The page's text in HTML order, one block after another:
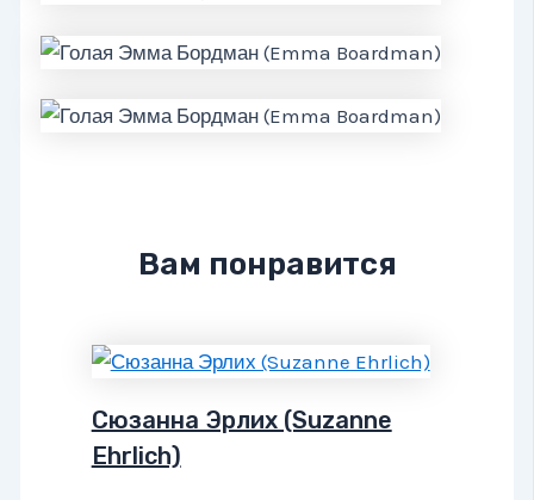
Вам понравится
Сюзанна Эрлих (Suzanne
Ehrlich)